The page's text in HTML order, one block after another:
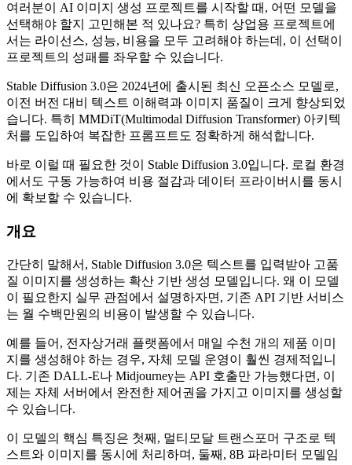
여러분이 AI 이미지 생성 프로젝트를 시작할 때, 어떤 모델을
선택해야 할지 고민해본 적 있나요? 특히 상업용 프로젝트에
서는 라이선스, 성능, 비용을 모두 고려해야 하는데, 이 선택이
프로젝트의 성패를 좌우할 수 있습니다.
Stable Diffusion 3.0은 2024년에 출시된 최신 오픈소스 모델로,
이전 버전 대비 텍스트 이해력과 이미지 품질이 크게 향상되었
습니다. 특히 MMDiT(Multimodal Diffusion Transformer) 아키텍
처를 도입하여 복잡한 프롬프트도 정확하게 해석합니다.
바로 이럴 때 필요한 것이 Stable Diffusion 3.0입니다. 로컬 환경
에서도 구동 가능하여 비용 절감과 데이터 프라이버시를 동시
에 확보할 수 있습니다.
개요
간단히 말해서, Stable Diffusion 3.0은 텍스트를 입력받아 고품
질 이미지를 생성하는 확산 기반 생성 모델입니다. 왜 이 모델
이 필요한지 실무 관점에서 설명하자면, 기존 API 기반 서비스
는 월 수백만원의 비용이 발생할 수 있습니다.
예를 들어, 전자상거래 플랫폼에서 매일 수천 개의 제품 이미
지를 생성해야 하는 경우, 자체 모델 운영이 훨씬 경제적입니
다. 기존 DALL-E나 Midjourney는 API 호출만 가능했다면, 이
제는 자체 서버에서 완전한 제어권을 가지고 이미지를 생성할
수 있습니다.
이 모델의 핵심 특징은 첫째, 멀티모달 트랜스포머 구조로 텍
스트와 이미지를 동시에 처리하며, 둘째, 8B 파라미터 모델임